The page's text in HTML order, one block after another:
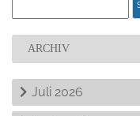
ARCHIV
Juli 2026